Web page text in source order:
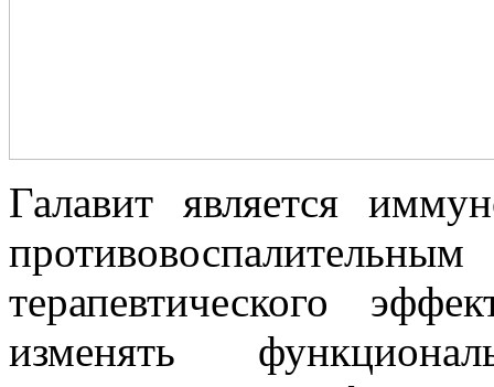
Галавит является
терапевтического
изменять